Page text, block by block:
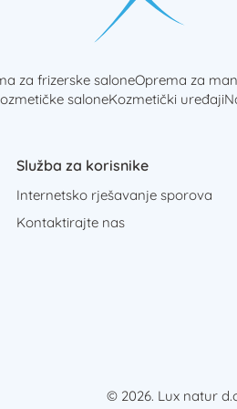
za frizerske saloneOprema za
saloneKozmetički uređaji
Služba za korisnike
Internetsko rješavanje sporova
Kontaktirajte nas
© 2026. Lux natur